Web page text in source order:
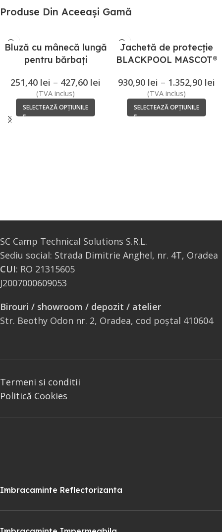
Produse Din Aceeași Gamă
Bluză cu mânecă lungă
pentru bărbați
251,40 lei – 427,60 lei
(TVA inclus)
SELECTEAZĂ OPȚIUNILE
Jachetă de protecție
BLACKPOOL MASCOT®
930,90 lei – 1.352,90 lei
(TVA inclus)
SELECTEAZĂ OPȚIUNILE
SC Camp Technical Solutions S.R.L.
Sediu social: Strada Dimitrie Anghel, nr. 4T, Oradea
CUI: RO 21315605
J2007000609053
Birouri / showroom / depozit / atelier
Str. Beothy Odon nr. 2, Oradea, cod poștal 410604
Termeni si conditii
Politică Cookies
Imbracaminte Reflectorizanta